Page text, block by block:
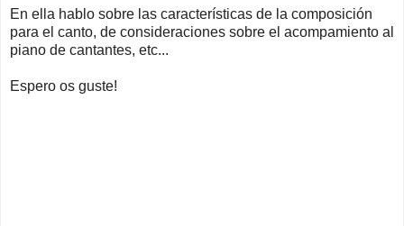
En ella hablo sobre las características de la composición
para el canto, de consideraciones sobre el acompamiento al
piano de cantantes, etc...
Espero os guste!